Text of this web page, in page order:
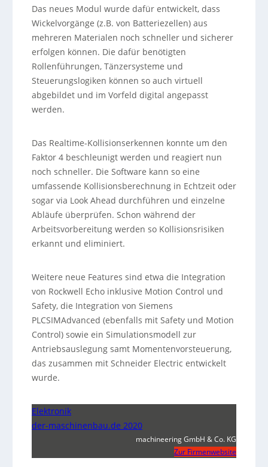
Das neues Modul wurde dafür entwickelt, dass
Wickelvorgänge (z.B. von Batteriezellen) aus
mehreren Materialen noch schneller und sicherer
erfolgen können. Die dafür benötigten
Rollenführungen, Tänzersysteme und
Steuerungslogiken können so auch virtuell
abgebildet und im Vorfeld digital angepasst
werden.
Das Realtime-Kollisionserkennen konnte um den
Faktor 4 beschleunigt werden und reagiert nun
noch schneller. Die Software kann so eine
umfassende Kollisionsberechnung in Echtzeit oder
sogar via Look Ahead durchführen und einzelne
Abläufe überprüfen. Schon während der
Arbeitsvorbereitung werden so Kollisionsrisiken
erkannt und eliminiert.
Weitere neue Features sind etwa die Integration
von Rockwell Echo inklusive Motion Control und
Safety, die Integration von Siemens
PLCSIMAdvanced (ebenfalls mit Safety und Motion
Control) sowie ein Simulationsmodell zur
Antriebsauslegung samt Momentenvorsteuerung,
das zusammen mit Schneider Electric entwickelt
wurde.
Elektronik
der-maschinenbau.de 2020
machineering GmbH & Co. KG
Zur Firmenwebsite